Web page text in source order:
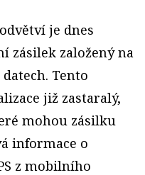
je dnes
zásilek založený na
Tento
již zastaralý,
mohou zásilku
informace o
z mobilního